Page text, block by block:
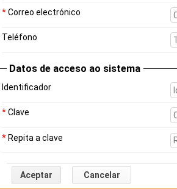
*Correo electrónico
Teléfono
Datos de acceso ao sistema
Identificador
*Clave
*Repita a clave
Aceptar Cancelar